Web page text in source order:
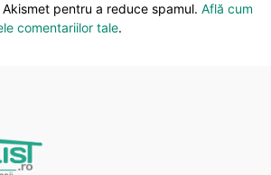
pentru a reduce spamul. Află cum
comentariilor tale.